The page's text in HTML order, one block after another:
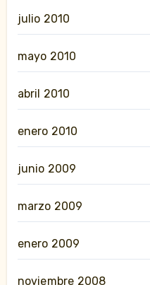
julio 2010
mayo 2010
abril 2010
enero 2010
junio 2009
marzo 2009
enero 2009
noviembre 2008